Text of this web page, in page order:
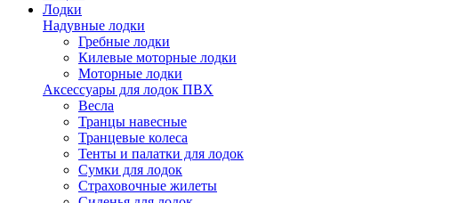
Лодки
Надувные лодки
Гребные лодки
Килевые моторные лодки
Моторные лодки
Аксессуары для лодок ПВХ
Весла
Транцы навесные
Транцевые колеса
Тенты и палатки для лодок
Сумки для лодок
Страховочные жилеты